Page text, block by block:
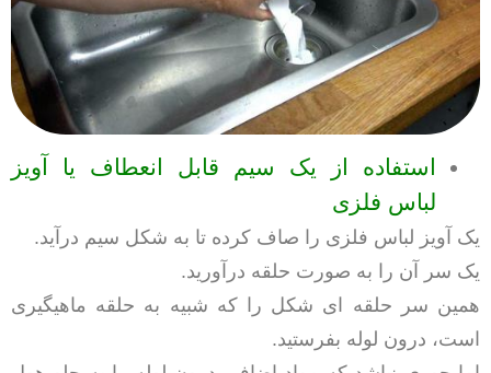
استفاده از یک سیم قابل انعطاف یا آویز
لباس فلزی
یک آویز لباس فلزی را صاف کرده تا به شکل سیم درآید.
یک سر آن را به صورت حلقه درآورید.
همین سر حلقه ای شکل را که شبیه به حلقه ماهیگیری
است، درون لوله بفرستید.